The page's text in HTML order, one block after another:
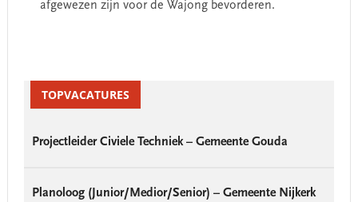
afgewezen zijn voor de Wajong bevorderen.
SidebarTOPVACATURES
Projectleider Civiele Techniek – Gemeente Gouda
Planoloog (Junior/Medior/Senior) – Gemeente Nijkerk